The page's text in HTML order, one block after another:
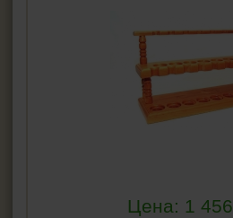
Цена: 1 456